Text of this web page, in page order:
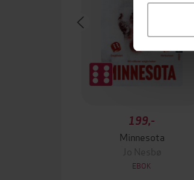
199,-
Minnesota
Jo Nesbø
EBOK